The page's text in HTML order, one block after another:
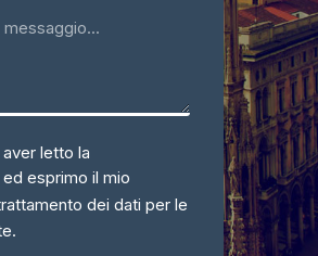
letto la
ed esprimo il mio
dei dati per le